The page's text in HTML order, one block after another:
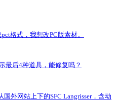
格式，我想改PC版素材。
最后4种道具，能修复吗？
国外网站上下的SFC Langrisser，含动